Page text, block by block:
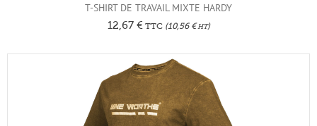
T-SHIRT DE TRAVAIL MIXTE HARDY
12,67 €TTC(10,56 €HT)